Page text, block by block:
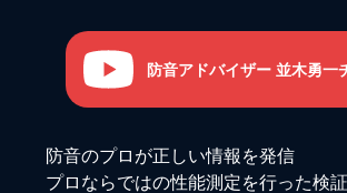
防音アドバイザー 並木勇一
防音のプロが正しい情報を発信
プロならではの性能測定を行った検